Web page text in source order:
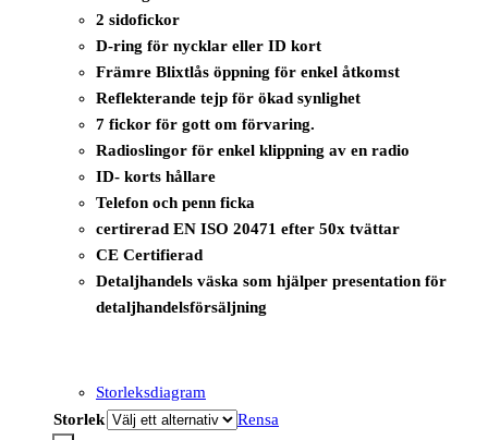
2 sidofickor
D-ring för nycklar eller ID kort
Främre Blixtlås öppning för enkel åtkomst
Reflekterande tejp för ökad synlighet
7 fickor för gott om förvaring.
Radioslingor för enkel klippning av en radio
ID- korts hållare
Telefon och penn ficka
certirerad EN ISO 20471 efter 50x tvättar
CE Certifierad
Detaljhandels väska som hjälper presentation för
detaljhandelsförsäljning
Storleksdiagram
Storlek
Rensa